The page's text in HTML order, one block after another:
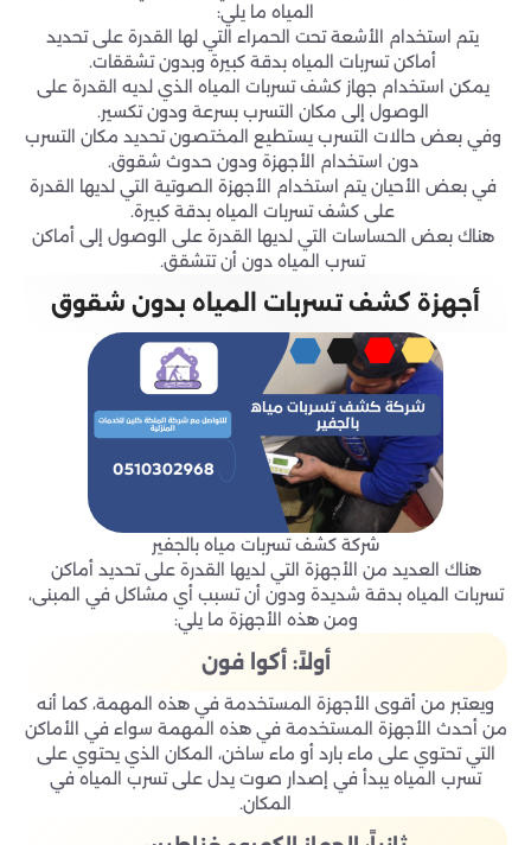
المياه ما يلي:
يتم استخدام الأشعة تحت الحمراء التي لها القدرة على تحديد
أماكن تسربات المياه بدقة كبيرة وبدون تشققات.
يمكن استخدام جهاز كشف تسربات المياه الذي لديه القدرة على
الوصول إلى مكان التسرب بسرعة ودون تكسير.
وفي بعض حالات التسرب يستطيع المختصون تحديد مكان التسرب
دون استخدام الأجهزة ودون حدوث شقوق.
في بعض الأحيان يتم استخدام الأجهزة الصوتية التي لديها القدرة
على كشف تسربات المياه بدقة كبيرة.
هناك بعض الحساسات التي لديها القدرة على الوصول إلى أماكن
تسرب المياه دون أن تتشقق.
أجهزة كشف تسربات المياه بدون شقوق
شركة كشف تسربات مياه بالجفير
هناك العديد من الأجهزة التي لديها القدرة على تحديد أماكن
تسربات المياه بدقة شديدة ودون أن تسبب أي مشاكل في المبنى،
ومن هذه الأجهزة ما يلي:
أولاً: أكوا فون
ويعتبر من أقوى الأجهزة المستخدمة في هذه المهمة، كما أنه
من أحدث الأجهزة المستخدمة في هذه المهمة سواء في الأماكن
التي تحتوي على ماء بارد أو ماء ساخن، المكان الذي يحتوي على
تسرب المياه يبدأ في إصدار صوت يدل على تسرب المياه في
المكان.